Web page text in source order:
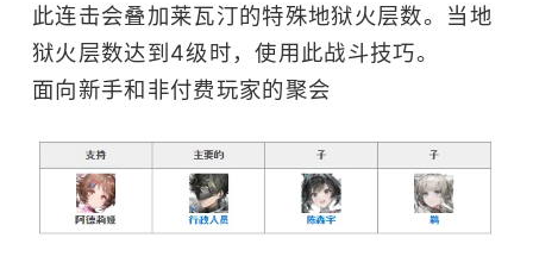
此连击会叠加莱瓦汀的特殊地狱火层数。当地
狱火层数达到4级时，使用此战斗技巧。
面向新手和非付费玩家的聚会